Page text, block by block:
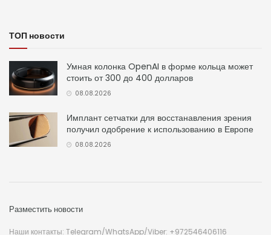
ТОП новости
Умная колонка OpenAI в форме кольца может
стоить от 300 до 400 долларов
08.08.2026
Имплант сетчатки для восстанавления зрения
получил одобрение к использованию в Европе
08.08.2026
Разместить новости
Наши контакты: Telegram/WhatsApp/Viber: +972546406116